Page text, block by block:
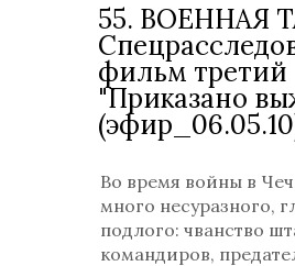
55. ВОЕННАЯ
фильм третий
"Приказано
Во время войны в
много несуразного,
подлого: чванство
командиров,